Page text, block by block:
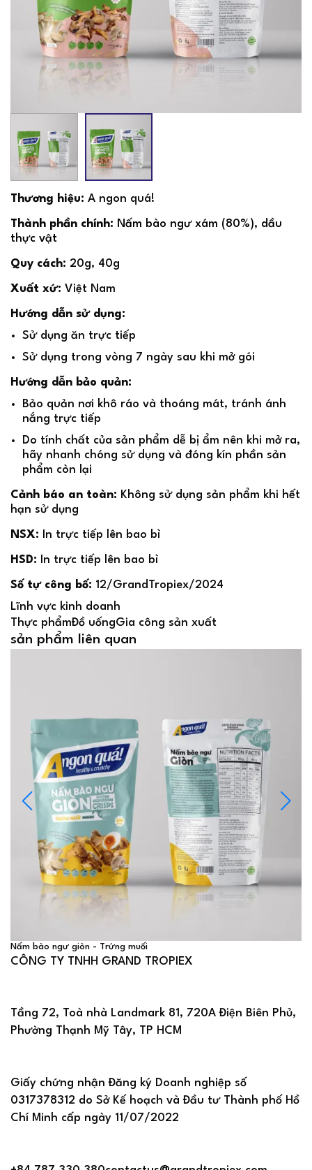
Thương hiệu: A ngon quá!
Thành phần chính: Nấm bào ngư xám (80%), dầu
thực vật
Quy cách: 20g, 40g
Xuất xứ: Việt Nam
Hướng dẫn sử dụng:
Sử dụng ăn trực tiếp
Sử dụng trong vòng 7 ngày sau khi mở gói
Hướng dẫn bảo quản:
Bảo quản nơi khô ráo và thoáng mát, tránh ánh
nắng trực tiếp
Do tính chất của sản phẩm dễ bị ẩm nên khi mở ra,
hãy nhanh chóng sử dụng và đóng kín phần sản
phẩm còn lại
Cảnh báo an toàn: Không sử dụng sản phẩm khi hết
hạn sử dụng
NSX: In trực tiếp lên bao bì
HSD: In trực tiếp lên bao bì
Số tự công bố: 12/GrandTropiex/2024
Lĩnh vực kinh doanh
Thực phẩmĐồ uốngGia công sản xuất
sản phẩm liên quan
Nấm bào ngư giòn - Trứng muối
CÔNG TY TNHH GRAND TROPIEX
Tầng 72, Toà nhà Landmark 81, 720A Điện Biên Phủ,
Phường Thạnh Mỹ Tây, TP HCM
Giấy chứng nhận Đăng ký Doanh nghiệp số
0317378312 do Sở Kế hoạch và Đầu tư Thành phố Hồ
Chí Minh cấp ngày 11/07/2022